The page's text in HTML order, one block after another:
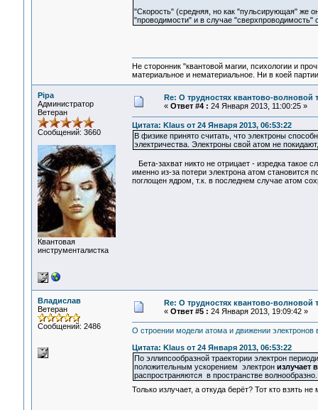
"Скорость" (средняя, но как "пульсирующая" же
"проводимости" и в случае "сверхпроводимость"
Не сторонник "квантовой магии, психологии и
материальное и нематериальное. Ни в коей
Pipa
Администратор
Ветеран
Сообщений: 3660
Квантовая
инструменталистка
Re: О трудностях квантово-волновой
« Ответ #4 : 24 Января 2013, 11:00:25 »
Цитата: Klaus от 24 Января 2013, 06:53:22
В физике принято считать, что электроны
электричества. Электроны свой атом не
Бета-захват никто не отрицает - изредка
именно из-за потери электрона атом становится
поглощен ядром, т.к. в последнем случае атом
Владислав
Ветеран
Сообщений: 2486
Re: О трудностях квантово-волновой
« Ответ #5 : 24 Января 2013, 19:09:42 »
О строении модели атома и движении электронов
Цитата: Klaus от 24 Января 2013, 06:53:22
По эллипсообразной траектории электрон
положительным ускорением электрон излучает
распространяются в пространстве волнообразно.
Только излучает, а откуда берёт? Тот кто взять